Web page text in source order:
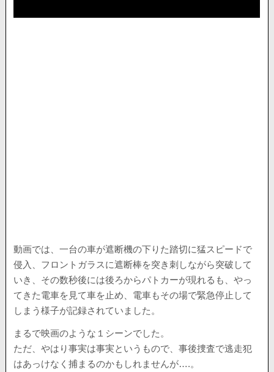
動画では、一台の車が遮断機の下りた踏切に猛スピードで
侵入、フロントガラスに遮断棒を突き刺しながら突破して
いき、その数秒後には後ろからパトカーが現れるも、やっ
てきた電車を見て車を止め、電車もその場で緊急停止して
しまう様子が記録されていました。
まるで映画のような１シーンでした。
ただ、やはり事実は事実というもので、事後捜査で逃走犯
はあっけなく捕まるのかもしれませんが….。